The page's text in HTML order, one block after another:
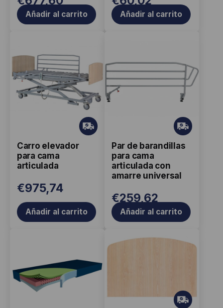
Añadir al carrito Añadir al carrito
Carro elevador
para cama
articulada
Gr
ati
€975,74
Añadir al carrito
Par de barandillas
para cama
articulada con
amarre universal
Gr
ati
s
€259,62
Añadir al carrito
Gr